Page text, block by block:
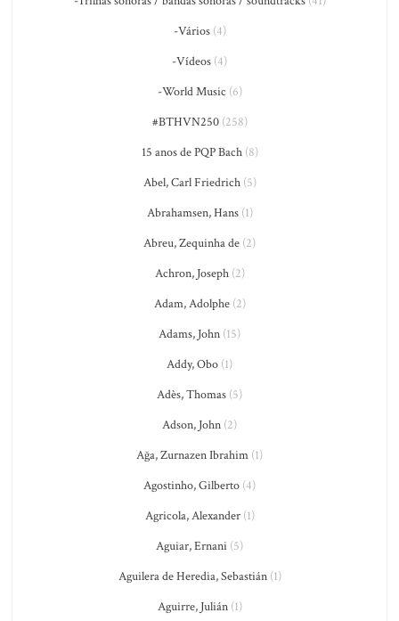
-Vários(4)
-Vídeos (4)
-World Music (6)
#BTHVN250(258)
15 anos de PQP Bach(8)
Abel, Carl Friedrich(5)
Abrahamsen, Hans(1)
Abreu, Zequinha de (2)
Achron, Joseph(2)
Adam, Adolphe(2)
Adams, John (15)
Addy, Obo (1)
Adès, Thomas (5)
Adson, John (2)
Ağa, Zurnazen Ibrahim (1)
Agostinho, Gilberto (4)
Agricola, Alexander(1)
Aguiar, Ernani (5)
Aguilera de Heredia, Sebastián(1)
Aguirre, Julián(1)